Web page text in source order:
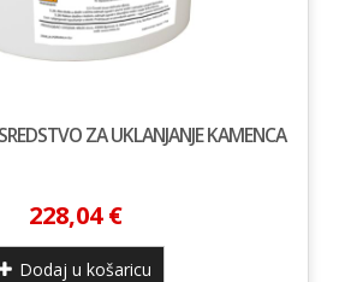
ZA UKLANJANJE KAMENCA
228,04 €
Dodaj u košaricu